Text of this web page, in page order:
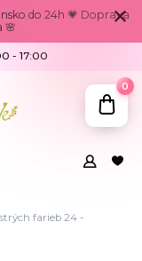
do 24h 💗 Doprava
🌸
- 17:00
0
farieb 24 -